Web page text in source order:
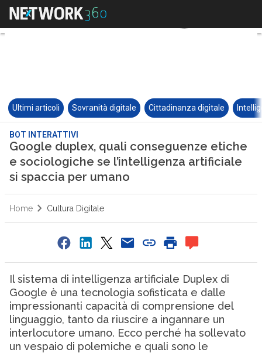
Ultimi articoli Sovranità digitale Cittadinanza digitale
BOT INTERATTIVI
Google duplex, quali conseguenze etiche
e sociologiche se l’intelligenza artificiale
si spaccia per umano
Home Cultura Digitale
Il sistema di intelligenza artificiale Duplex di
Google è una tecnologia sofisticata e dalle
impressionanti capacità di comprensione del
linguaggio, tanto da riuscire a ingannare un
interlocutore umano. Ecco perché ha sollevato
un vespaio di polemiche e quali sono le